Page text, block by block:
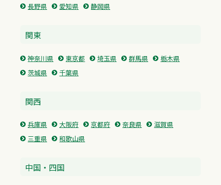
長野県
愛知県 静岡県
関東
神奈川県 東京都 埼玉県 群馬県
栃木県
茨城県
千葉県
関西
兵庫県 大阪府 京都府 奈良県
滋賀県
三重県
和歌山県
中国・四国